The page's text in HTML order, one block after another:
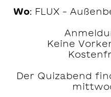
Wo: FLUX –
Keine
Der Quizabend